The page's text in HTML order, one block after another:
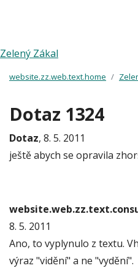
Zelený Zákal
website.zz.web.text.home
Dotaz 1324
Dotaz, 8. 5. 2011
ještě abych se opravila
8. 5. 2011
Ano, to vyplynulo z textu.
výraz "vidění" a ne "vydění".